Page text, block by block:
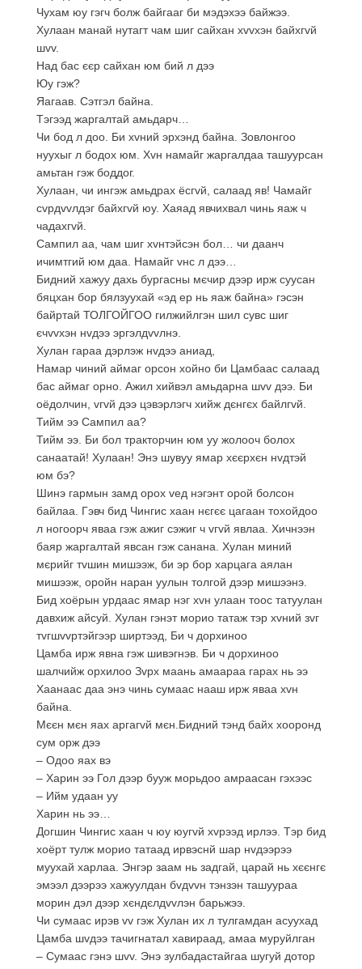
Чухам юу гэгч болж байгааг би мэдэхээ байжээ.
Хулаан манай нутагт чам шиг сайхан хvvхэн байхгvй
шvv.
Над бас єєр сайхан юм бий л дээ
Юу гэж?
Яагаав. Сэтгэл байна.
Тэгээд жаргалтай амьдарч…
Чи бод л доо. Би хvний эрхэнд байна. Зовлонгоо
нуухыг л бодох юм. Хvн намайг жаргалдаа ташуурсан
амьтан гэж боддог.
Хулаан, чи ингэж амьдрах ёсгvй, салаад яв! Чамайг
сvрдvvлдэг байхгvй юу. Хаяад явчихвал чинь яаж ч
чадахгvй.
Сампил аа, чам шиг хvнтэйсэн бол… чи даанч
ичимтгий юм даа. Намайг vнс л дээ…
Бидний хажуу дахь бургасны мєчир дээр ирж суусан
бяцхан бор бялзуухай «эд ер нь яаж байна» гэсэн
байртай ТОЛГОЙГОО гилжийлгэн шил сувс шиг
єчvvхэн нvдээ эргэлдvvлнэ.
Хулан гараа дэрлэж нvдээ аниад,
Намар чиний аймаг орсон хойно би Цамбаас салаад
бас аймаг орно. Ажил хийвэл амьдарна шvv дээ. Би
оёдолчин, vгvй дээ цэвэрлэгч хийж дєнгєх байлгvй.
Тийм ээ Сампил аа?
Тийм ээ. Би бол тракторчин юм уу жолооч болох
санаатай! Хулаан! Энэ шувуу ямар хєєрхєн нvдтэй
юм бэ?
Шинэ гармын замд орох vед нэгэнт орой болсон
байлаа. Гэвч бид Чингис хаан нєгєє цагаан тохойдоо
л ногоорч яваа гэж ажиг сэжиг ч vгvй явлаа. Хичнээн
баяр жаргалтай явсан гэж санана. Хулан миний
мєрийг тvшин мишээж, би эр бор харцага аялан
мишээж, оройн наран уулын толгой дээр мишээнэ.
Бид хоёрын урдаас ямар нэг хvн улаан тоос татуулан
давхиж айсуй. Хулан гэнэт морио татаж тэр хvний зvг
тvгшvvртэйгээр ширтээд, Би ч дорхиноо
Цамба ирж явна гэж шивэгнэв. Би ч дорхиноо
шалчийж орхилоо Зvрх маань амаараа гарах нь ээ
Хаанаас даа энэ чинь сумаас нааш ирж яваа хvн
байна.
Мєєн мєн яах аргагvй мєн.Бидний тэнд байх хооронд
сум орж дээ
– Одоо яах вэ
– Харин ээ Гол дээр бууж морьдоо амраасан гэхээс
– Ийм удаан уу
Харин нь ээ…
Догшин Чингис хаан ч юу юугvй хvрээд ирлээ. Тэр бид
хоёрт тулж морио татаад ирвэснй шар нvдээрээ
муухай харлаа. Энгэр заам нь задгай, царай нь хєєнгє
эмээл дээрээ хажуулдан бvдvvн тэнзэн ташуураа
морин дэл дээр хєндєлдvvлэн барьжээ.
Чи сумаас ирэв vv гэж Хулан их л тулгамдан асуухад
Цамба шvдээ тачигнатал хавираад, амаа муруйлган
– Сумаас гэнэ шvv. Энэ зулбадастайгаа шугуй дотор